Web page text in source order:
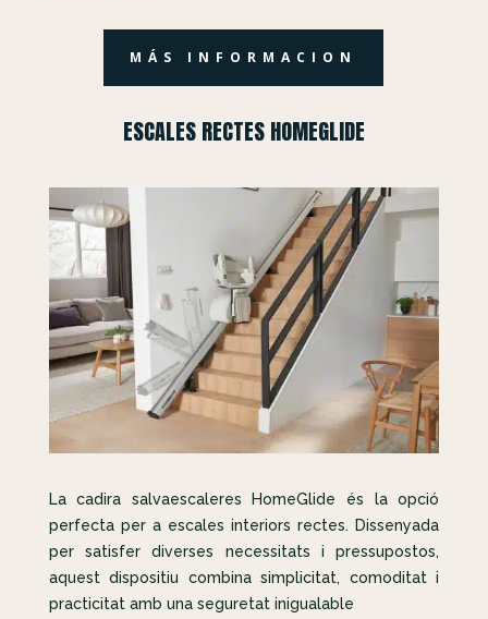
MÁS INFORMACION
ESCALES RECTES HOMEGLIDE
La cadira salvaescaleres HomeGlide és la opció
perfecta per a escales interiors rectes. Dissenyada
per satisfer diverses necessitats i pressupostos,
aquest dispositiu combina simplicitat, comoditat i
practicitat amb una seguretat inigualable